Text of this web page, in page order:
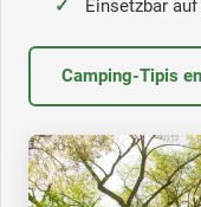
Einsetzbar
Camping-Tipis